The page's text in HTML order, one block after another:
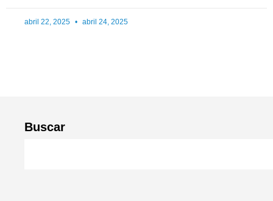
Buscar
abril 22, 2025 abril 24, 2025